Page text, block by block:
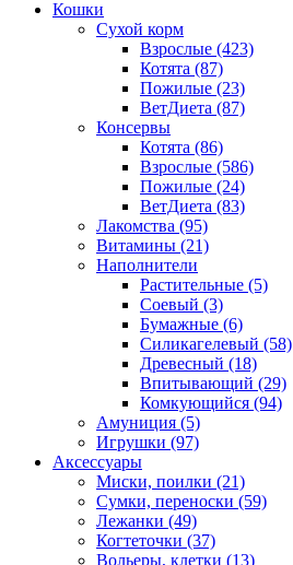
Кошки
Сухой корм
Взрослые (423)
Котята (87)
Пожилые (23)
ВетДиета (87)
Консервы
Котята (86)
Взрослые (586)
Пожилые (24)
ВетДиета (83)
Лакомства (95)
Витамины (21)
Наполнители
Растительные (5)
Соевый (3)
Бумажные (6)
Силикагелевый (58)
Древесный (18)
Впитывающий (29)
Комкующийся (94)
Амуниция (5)
Игрушки (97)
Аксессуары
Миски, поилки (21)
Сумки, переноски (59)
Лежанки (49)
Когтеточки (37)
Вольеры, клетки (13)